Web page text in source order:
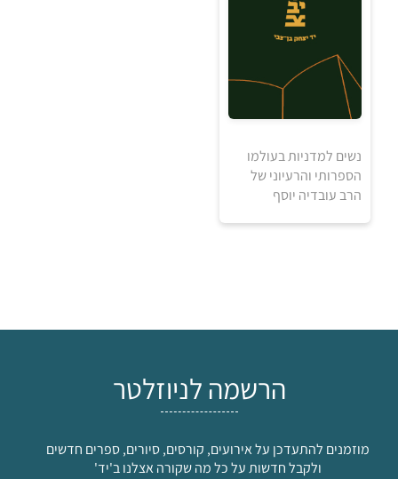
נשים למדניות בעולמו
הספרותי והרעיוני של
הרב עובדיה יוסף
הרשמה לניוזלטר
מוזמנים להתעדכן על אירועים, קורסים, סיורים, ספרים חדשים
ולקבל חדשות על כל מה שקורה אצלנו ב'יד'